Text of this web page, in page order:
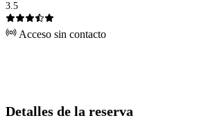
3.5
Acceso sin contacto
Detalles de la reserva